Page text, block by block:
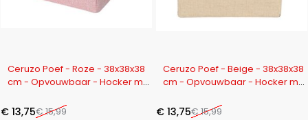
Ceruzo Poef - Roze - 38x38x38
cm - Opvouwbaar - Hocker met
€15,99
€ 13,75
Ceruzo Poef - Beige - 38x38x38
cm - Opvouwbaar - Hocker met
€15,99
€ 13,75